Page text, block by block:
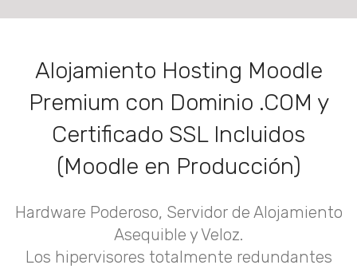
Alojamiento Hosting Moodle
Premium con Dominio .COM y
Certificado SSL Incluidos
(Moodle en Producción)
Hardware Poderoso, Servidor de Alojamiento
Asequible y Veloz.
Los hipervisores totalmente redundantes